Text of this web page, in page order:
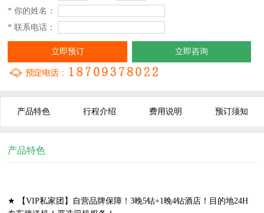
* 你的姓名：
* 联系电话：
立即预订 立即咨询
产品特色 行程介绍 费用说明 预订须知
产品特色
★ 【VIP私家团】自营品牌保障！3晚5钻+1晚4钻酒店！目的地24H